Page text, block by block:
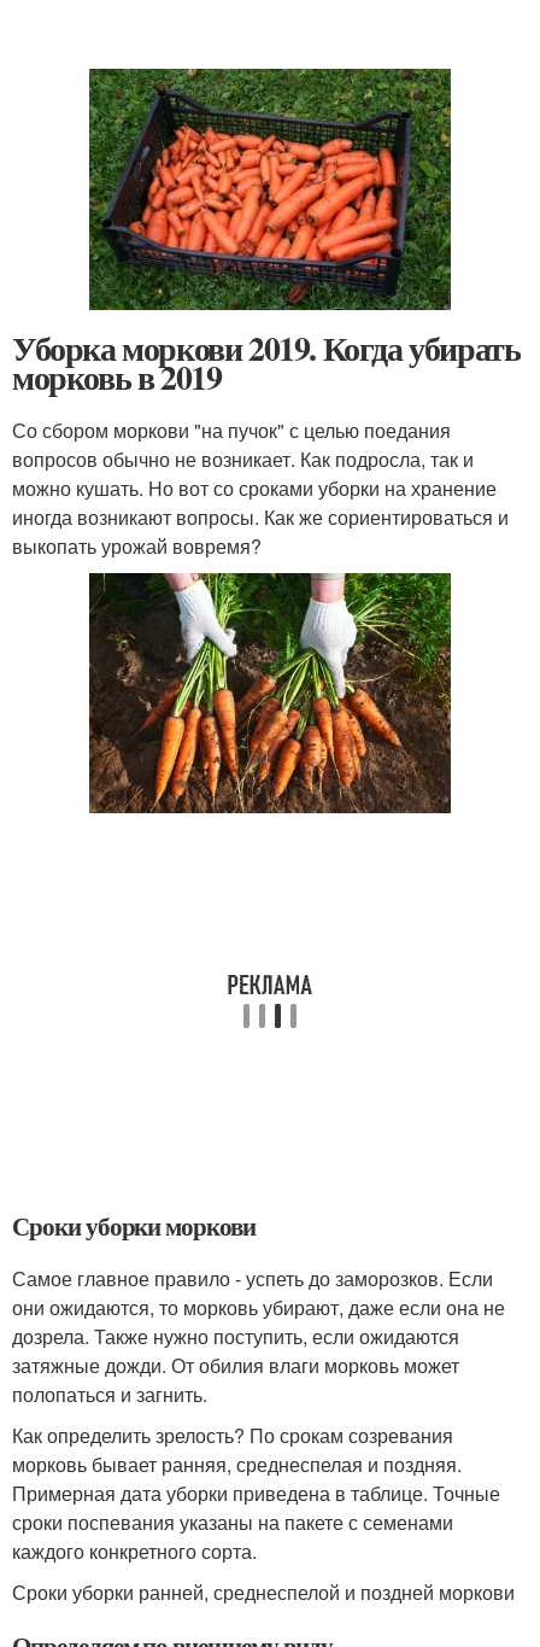
Уборка моркови 2019. Когда убирать
морковь в 2019
Со сбором моркови "на пучок" с целью поедания
вопросов обычно не возникает. Как подросла, так и
можно кушать. Но вот со сроками уборки на хранение
иногда возникают вопросы. Как же сориентироваться и
выкопать урожай вовремя?
Сроки уборки моркови
Самое главное правило - успеть до заморозков. Если
они ожидаются, то морковь убирают, даже если она не
дозрела. Также нужно поступить, если ожидаются
затяжные дожди. От обилия влаги морковь может
полопаться и загнить.
Как определить зрелость? По срокам созревания
морковь бывает ранняя, среднеспелая и поздняя.
Примерная дата уборки приведена в таблице. Точные
сроки поспевания указаны на пакете с семенами
каждого конкретного сорта.
Сроки уборки ранней, среднеспелой и поздней моркови